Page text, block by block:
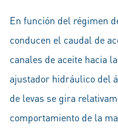
En función del régimen
conducen el caudal de
canales de aceite hacia
ajustador hidráulico del
de levas se gira
comportamiento de la